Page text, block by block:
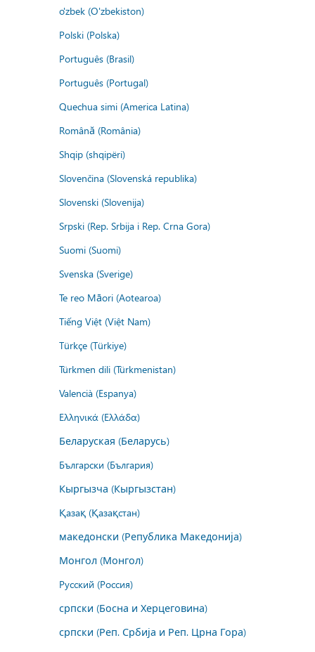
o'zbek (O'zbekiston)
Polski (Polska)
Português (Brasil)
Português (Portugal)
Quechua simi (America Latina)
Română (România)
Shqip (shqipëri)
Slovenčina (Slovenská republika)
Slovenski (Slovenija)
Srpski (Rep. Srbija i Rep. Crna Gora)
Suomi (Suomi)
Svenska (Sverige)
Te reo Māori (Aotearoa)
Tiếng Việt (Việt Nam)
Türkçe (Türkiye)
Türkmen dili (Türkmenistan)
Valencià (Espanya)
Ελληνικά (Ελλάδα)
Беларуская (Беларусь)
Български (България)
Кыргызча (Кыргызстан)
Қазақ (Қазақстан)
македонски (Република Македонија)
Монгол (Монгол)
Русский (Россия)
српски (Босна и Херцеговина)
српски (Реп. Србија и Реп. Црна Гора)